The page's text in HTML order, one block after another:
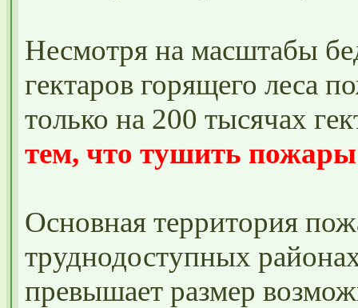
Несмотря на масштабы
гектаров горящего леса
только на 200 тысячах
тем, что тушить
Основная территория
труднодоступных
превышает размер